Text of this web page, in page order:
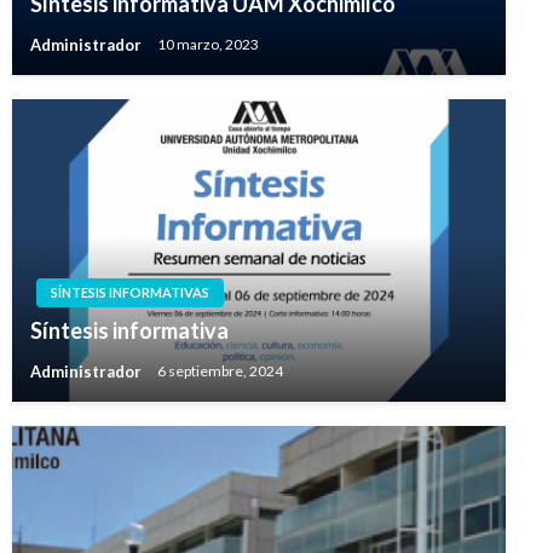
Administrador 10 marzo, 2023
SÍNTESIS INFORMATIVAS
Síntesis informativa
Administrador 6 septiembre, 2024